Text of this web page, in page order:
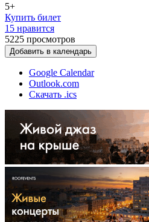
5+
Купить билет
15 нравится
5225 просмотров
Добавить в календарь
Google Calendar
Outlook.com
Скачать .ics